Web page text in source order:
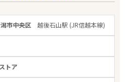
潟市中央区越後石山駅 (JR信越本線)
トア